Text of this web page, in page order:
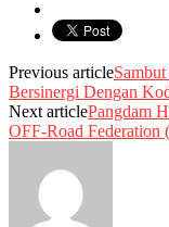
Previous article
Bersinergi Dengan
Next articlePangdam
OFF-Road Federation